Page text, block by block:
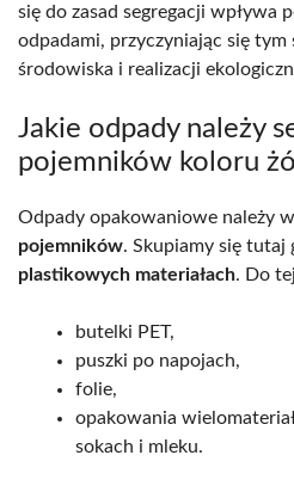
się do zasad segregacji wpływa
odpadami, przyczyniając się tym
środowiska i realizacji
Jakie odpady należy
pojemników koloru
Odpady opakowaniowe należy
pojemników. Skupiamy się tutaj
plastikowych materiałach. Do
butelki PET,
puszki po napojach,
folie,
opakowania
sokach i mleku.